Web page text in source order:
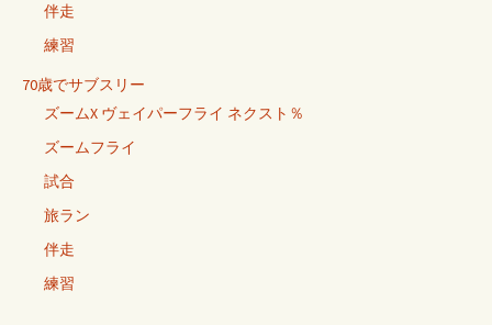
伴走
練習
70歳でサブスリー
ズームX ヴェイパーフライ ネクスト％
ズームフライ
試合
旅ラン
伴走
練習